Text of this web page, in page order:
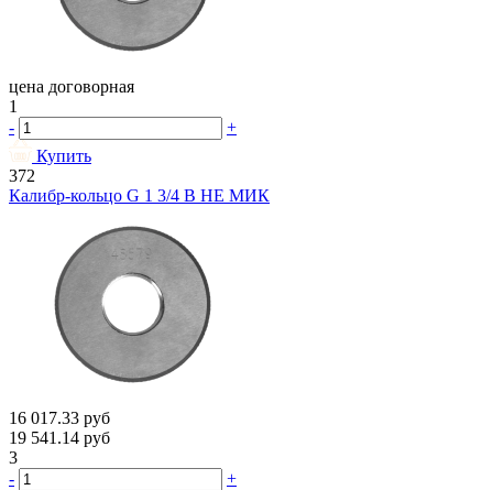
цена договорная
1
-
+
Купить
372
Калибр-кольцо G 1 3/4 В НЕ МИК
16 017.33 руб
19 541.14 руб
3
-
+